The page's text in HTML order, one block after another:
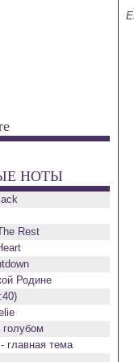
НОТЫ
Rest
Родине
главная тема